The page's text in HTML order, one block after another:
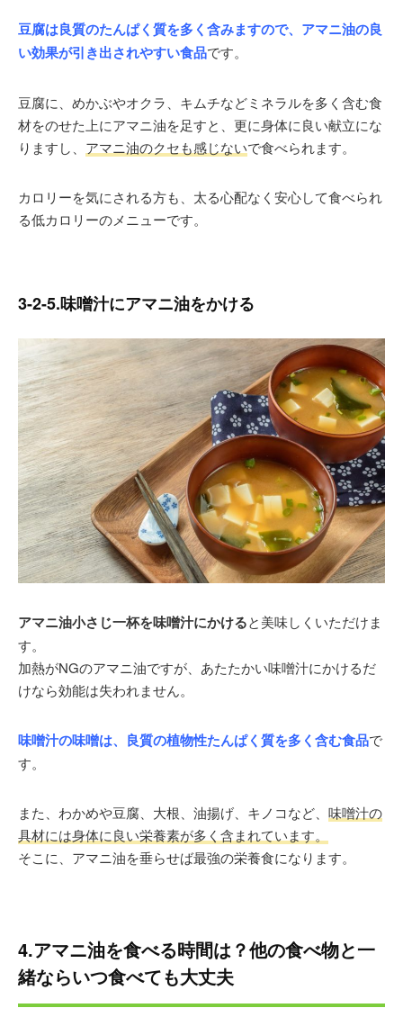
豆腐は良質のたんぱく質を多く含みますので、アマニ油の良
い効果が引き出されやすい食品です。
豆腐に、めかぶやオクラ、キムチなどミネラルを多く含む食
材をのせた上にアマニ油を足すと、更に身体に良い献立にな
りますし、 アマニ油のクセも感じないで食べられます。
カロリーを気にされる方も、太る心配なく安心して食べられ
る低カロリーのメニューです。
3-2-5.味噌汁にアマニ油をかける
アマニ油小さじ一杯を味噌汁にかけると美味しくいただけま
す。
加熱がNGのアマニ油ですが、あたたかい味噌汁にかけるだ
けなら効能は失われません。
味噌汁の味噌は、良質の植物性たんぱく質を多く含む食品で
す。
また、わかめや豆腐、大根、油揚げ、キノコなど、 味噌汁の
具材には身体に良い栄養素が多く含まれています。
そこに、アマニ油を垂らせば最強の栄養食になります。
4.アマニ油を食べる時間は？他の食べ物と一
緒ならいつ食べても大丈夫